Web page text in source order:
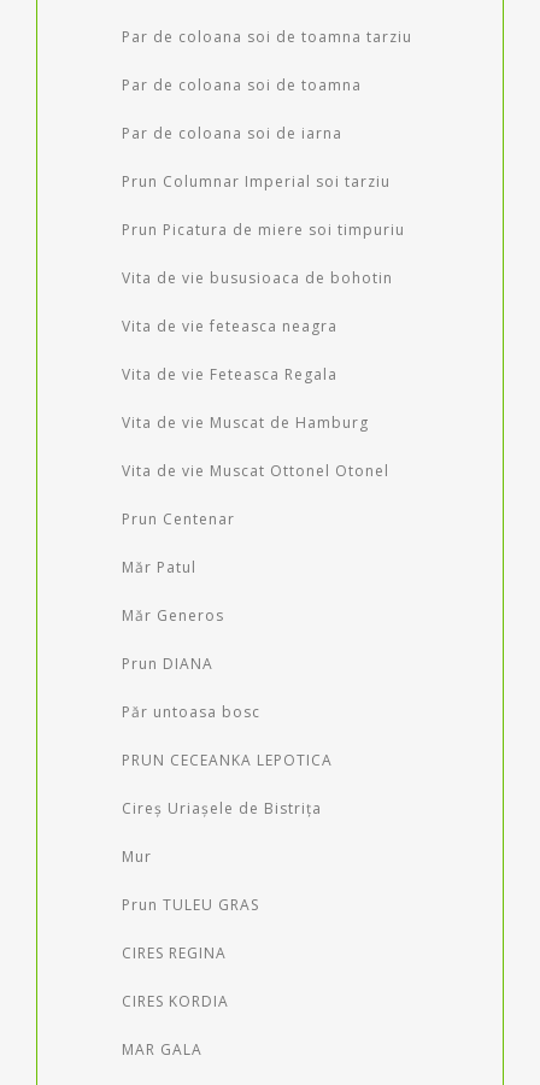
Par de coloana soi de toamna tarziu
Par de coloana soi de toamna
Par de coloana soi de iarna
Prun Columnar Imperial soi tarziu
Prun Picatura de miere soi timpuriu
Vita de vie bususioaca de bohotin
Vita de vie feteasca neagra
Vita de vie Feteasca Regala
Vita de vie Muscat de Hamburg
Vita de vie Muscat Ottonel Otonel
Prun Centenar
Măr Patul
Măr Generos
Prun DIANA
Păr untoasa bosc
PRUN CECEANKA LEPOTICA
Cireș Uriașele de Bistrița
Mur
Prun TULEU GRAS
CIRES REGINA
CIRES KORDIA
MAR GALA